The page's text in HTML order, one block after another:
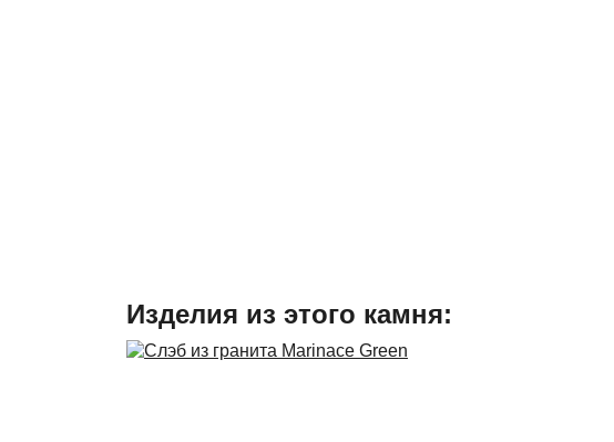
Изделия из этого камня: